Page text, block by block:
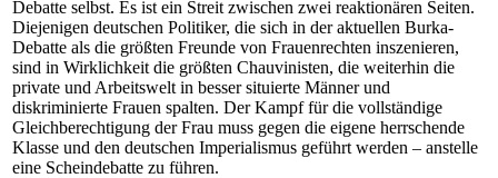
Debatte selbst. Es ist ein Streit zwischen zwei reaktionären Seiten.
Diejenigen deutschen Politiker, die sich in der aktuellen Burka-
Debatte als die größten Freunde von Frauenrechten inszenieren,
sind in Wirklichkeit die größten Chauvinisten, die weiterhin die
private und Arbeitswelt in besser situierte Männer und
diskriminierte Frauen spalten. Der Kampf für die vollständige
Gleichberechtigung der Frau muss gegen die eigene herrschende
Klasse und den deutschen Imperialismus geführt werden – anstelle
eine Scheindebatte zu führen.